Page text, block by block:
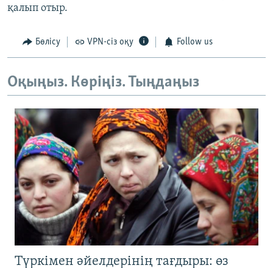
қалып отыр.
Бөлісу VPN-сіз оқу Follow us
Оқыңыз. Көріңіз. Тыңдаңыз
Түркімен әйелдерінің тағдыры: өз